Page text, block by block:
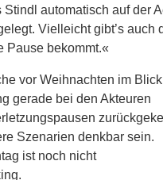
automatisch auf der
Vielleicht gibt’s auch
Pause bekommt.«
vor Weihnachten im
gerade bei den Akteuren
Szenarien denkbar sein.
ist noch nicht